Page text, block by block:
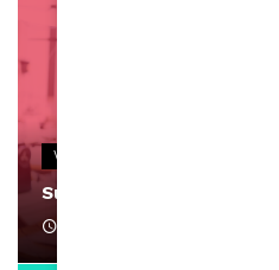
VIDEOS
Support Black Business